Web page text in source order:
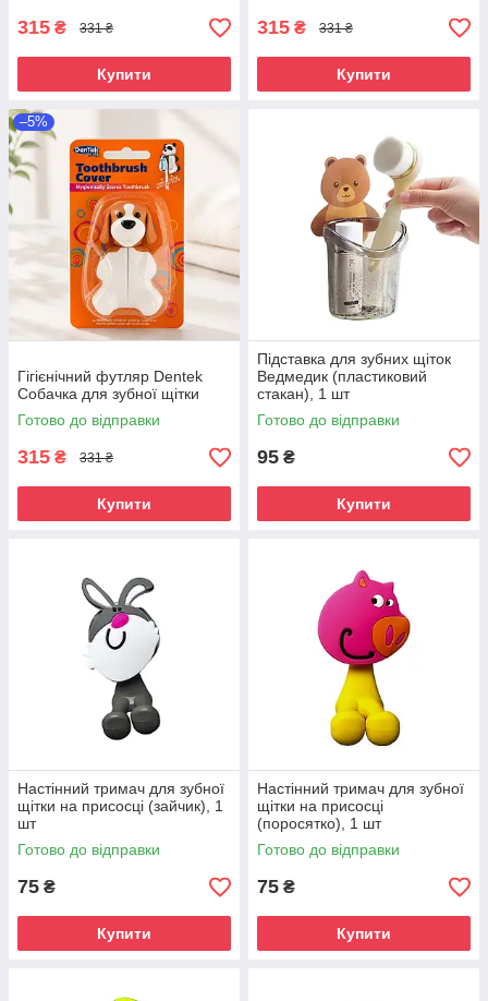
315 ₴ 331 ₴
Купити
315 ₴ 331 ₴
Купити
–5%
Гігієнічний футляр Dentek
Собачка для зубної щітки
Готово до відправки
315 ₴ 331 ₴
Купити
Підставка для зубних щіток
Ведмедик (пластиковий
стакан), 1 шт
Готово до відправки
95 ₴
Купити
Настінний тримач для зубної
щітки на присосці (зайчик), 1
шт
Готово до відправки
75 ₴
Купити
Настінний тримач для зубної
щітки на присосці
(поросятко), 1 шт
Готово до відправки
75 ₴
Купити